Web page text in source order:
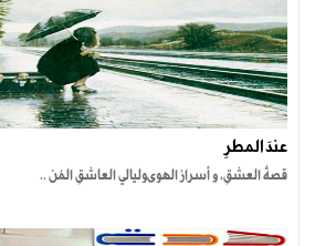
عندَ المطرِ
قصةُ العشقِ، و أسرارُ الهوىوليالي العاشقِ المُن ..